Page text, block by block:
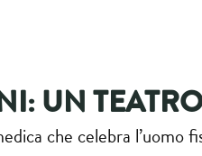
UN
che celebra